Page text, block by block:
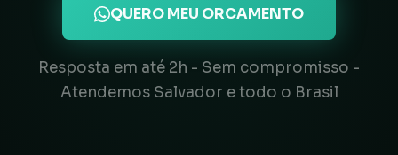
QUERO MEU ORCAMENTO
Resposta em até 2h - Sem compromisso -
Atendemos Salvador e todo o Brasil